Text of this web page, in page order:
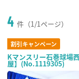
4 件（1/1ページ）
割引キャンペーン
Kマンスリー石巻球場
屋】(No.1119305)